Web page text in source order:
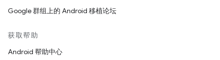
Google 群组上的 Android 移植论坛
获取帮助
Android 帮助中心